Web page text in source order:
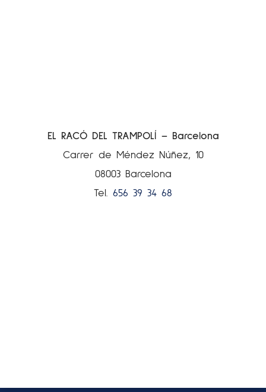
EL RACÓ DEL TRAMPOLÍ – Barcelona
Carrer de Méndez Núñez, 10
08003 Barcelona
Tel. 656 39 34 68